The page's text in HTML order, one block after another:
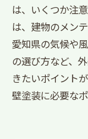
は、いくつか注
は、建物のメン
愛知県の気候や
の選び方など、
きたいポイント
壁塗装に必要な